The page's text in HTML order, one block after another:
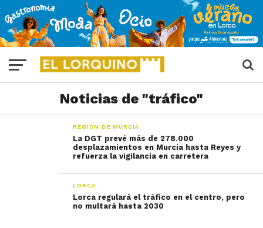
Noticias de "tráfico"
REGIÓN DE MURCIA
La DGT prevé más de 278.000
desplazamientos en Murcia hasta Reyes y
refuerza la vigilancia en carretera
LORCA
Lorca regulará el tráfico en el centro, pero
no multará hasta 2030